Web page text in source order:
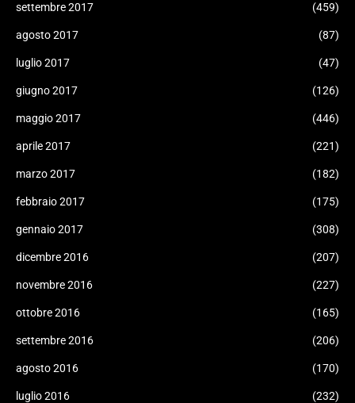
settembre 2017 (459)
agosto 2017 (87)
luglio 2017 (47)
giugno 2017 (126)
maggio 2017 (446)
aprile 2017 (221)
marzo 2017 (182)
febbraio 2017 (175)
gennaio 2017 (308)
dicembre 2016 (207)
novembre 2016 (227)
ottobre 2016 (165)
settembre 2016 (206)
agosto 2016 (170)
luglio 2016 (232)